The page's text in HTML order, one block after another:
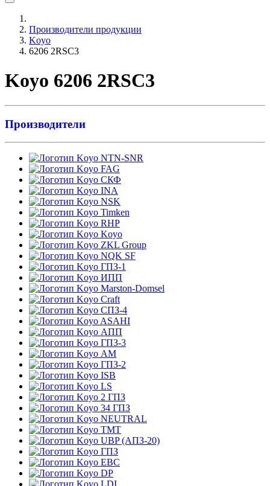
Производители продукции
Koyo
6206 2RSC3
Koyo 6206 2RSC3
Производители
NTN-SNR
FAG
СКФ
INA
NSK
Timken
RHP
Koyo
ZKL Group
NQK SF
ГПЗ-1
ИПП
Marston-Domsel
Craft
СПЗ-4
ASAHI
АПП
ГПЗ-3
АМ
ГПЗ-2
ISB
LS
2 ГПЗ
34 ГПЗ
NEUTRAL
TMT
UBP (АПЗ-20)
ГПЗ
EBC
DP